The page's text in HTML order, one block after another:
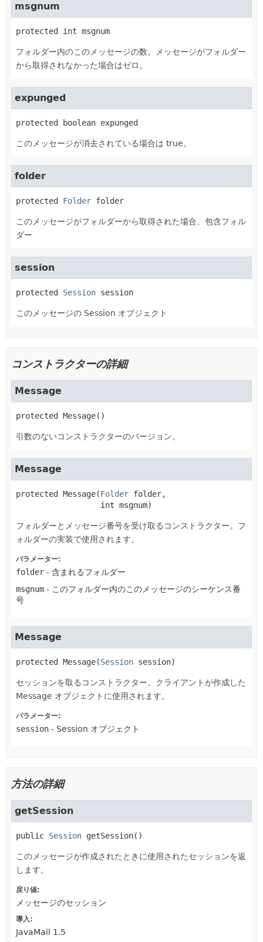
msgnum
protected int msgnum
フォルダー内のこのメッセージの数。メッセージがフォルダー
から取得されなかった場合はゼロ。
expunged
protected boolean expunged
このメッセージが消去されている場合は true。
folder
protected Folder folder
このメッセージがフォルダーから取得された場合、包含フォル
ダー
session
protected Session session
このメッセージの Session オブジェクト
コンストラクターの詳細
Message
protected Message()
引数のないコンストラクターのバージョン。
Message
protected Message(Folder folder,
int msgnum)
フォルダーとメッセージ番号を受け取るコンストラクター。フ
ォルダーの実装で使用されます。
パラメーター:
folder - 含まれるフォルダー
msgnum - このフォルダー内のこのメッセージのシーケンス番
号
Message
protected Message(Session session)
セッションを取るコンストラクター。クライアントが作成した
Message オブジェクトに使用されます。
パラメーター:
session - Session オブジェクト
方法の詳細
getSession
public Session getSession()
このメッセージが作成されたときに使用されたセッションを返
します。
戻り値:
メッセージのセッション
導入:
JavaMail 1.5